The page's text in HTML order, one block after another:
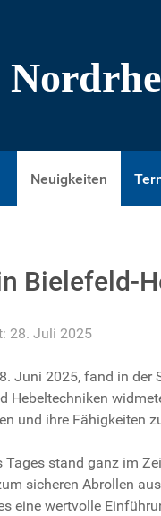
Neuigkeiten
Bielefeld-
28. Juli 2025
Juni 2025, fand in der
Hebeltechniken
und ihre Fähigkeiten
Tages stand ganz im
sicheren Abrollen
eine wertvolle